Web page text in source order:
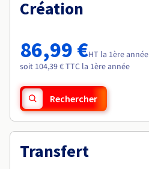
Tarifs
Roadmap & Changelog
Observabilité
Roadmap & Changelog
Roadmap & Changelog
Roadmap & Changelog
Roadmap & Changelog
Création
86,99 €HT la 1ère année
soit 104,39 € TTC la 1ère année
Rechercher
Transfert